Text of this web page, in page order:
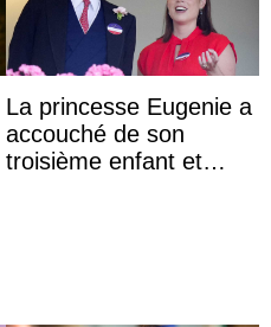
La princesse Eugenie a
accouché de son
troisième enfant et